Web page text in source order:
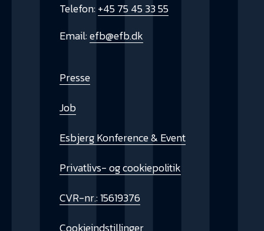
Telefon:+45 75 45 33 55
Email:efb@efb.dk
Presse
Job
Esbjerg Konference & Event
Privatlivs- og cookiepolitik
CVR-nr.: 15619376